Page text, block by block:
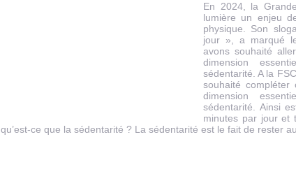
En 2024, la
lumière un enjeu
physique. Son
jour », a marqué
avons souhaité
dimension
sédentarité. A la
souhaité
dimension
sédentarité. Ainsi
minutes par jour et
qu’est-ce que la sédentarité ? La sédentarité est le fait de rester